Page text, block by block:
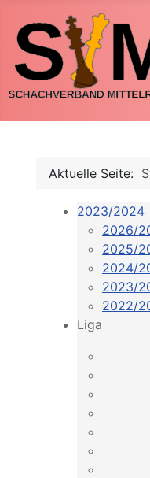
Aktuelle Seite:
2023/2024
2026/
2025/
2024/
2023/
2022/
Liga